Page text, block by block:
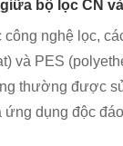
bộ lọc CN
nghệ lọc,
và PES
thường được
ứng dụng độc